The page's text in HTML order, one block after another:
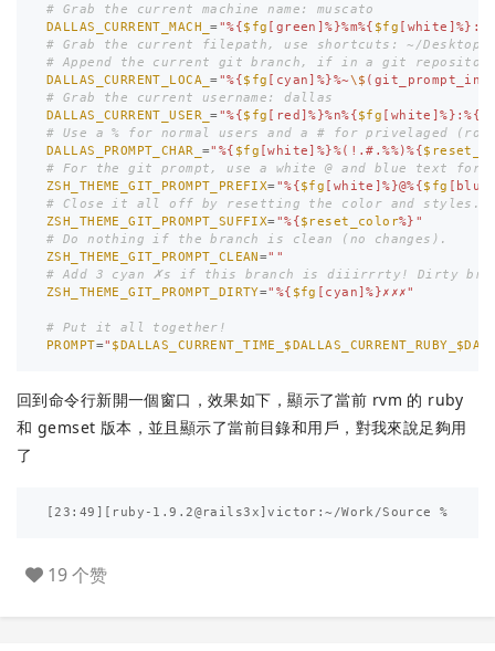
# Grab the current machine name: muscato
DALLAS_CURRENT_MACH_="%{$fg [green]%}%m%{ $fg
# Grab the current filepath, use shortcuts: ~/Desktop
# Append the current git branch, if in a git repository:
DALLAS_CURRENT_LOCA_="%{$fg [cyan]%}%~\$
# Grab the current username: dallas
DALLAS_CURRENT_USER_="%{$fg [red]%}%n%{$fg [white]%}:%{
# Use a % for normal users and a # for privelaged
DALLAS_PROMPT_CHAR_ ="%{ $fg [white]%}%(!.#.%%)%{
# For the git prompt, use a white @ and blue text for
ZSH_THEME_GIT_PROMPT_PREFIX="%{$fg [white]%}@%{$fg
# Close it all off by resetting the color and styles.
ZSH_THEME_GIT_PROMPT_SUFFIX="%{$reset_color%}"
# Do nothing if the branch is clean (no changes).
ZSH_THEME_GIT_PROMPT_CLEAN=""
# Add 3 cyan ✗s if this branch is diiirrrty! Dirty
ZSH_THEME_GIT_PROMPT_DIRTY="%{ $fg [cyan]%}✗✗✗"
# Put it all together!
PROMPT="
回到命令行新開一個窗口，效果如下，顯示了當前 rvm 的 ruby
和 gemset 版本，並且顯示了當前目錄和用戶，對我來說足夠用
了
[
19 个赞